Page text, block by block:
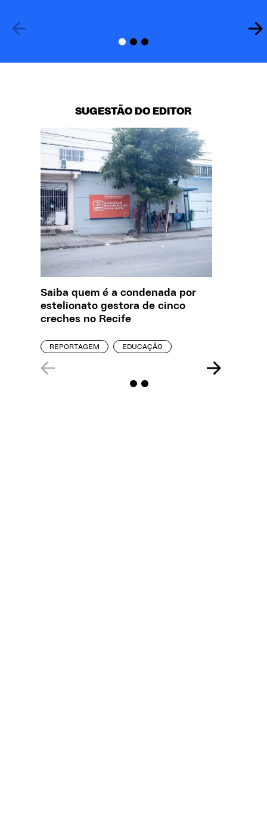
SUGESTÃO DO EDITOR
Saiba quem é a condenada por
estelionato gestora de cinco
creches no Recife
REPORTAGEM EDUCAÇÃO